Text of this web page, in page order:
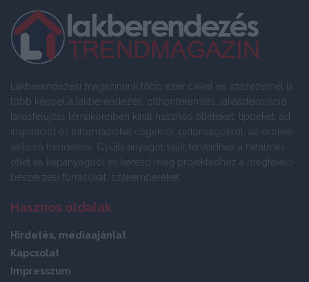
Lakberendezési magazinunk több ezer cikkel és százezernél is
több képpel a lakberendezés, otthonteremtés, lakásdekoráció,
lakásfelújítás témaköreiben kínál hasznos ötleteket, tippeket, ad
inspirációt és információkat cégekről, újdonságokról, az örökké
változó trendekről. Gyűjts anyagot saját terveidhez a hatalmas
ötlet és képanyagból és keresd meg projektedhez a megfelelő
beszerzési forrásokat, szakembereket.
Hasznos oldalak
Hirdetés, médiaajánlat
Kapcsolat
Impresszum